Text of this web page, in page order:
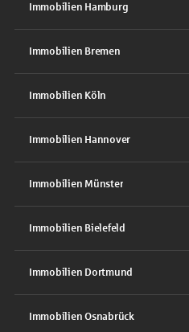
Immobilien Hamburg
Immobilien Bremen
Immobilien Köln
Immobilien Hannover
Immobilien Münster
Immobilien Bielefeld
Immobilien Dortmund
Immobilien Osnabrück